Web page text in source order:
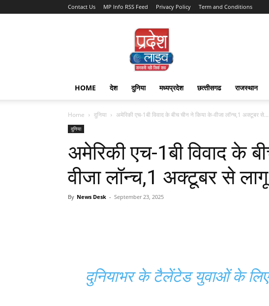
Contact Us MP Info RSS Feed Privacy Policy Term and Conditions
Pradesh
Live
HOME देश दुनिया मध्यप्रदेश छत्‍तीसगढ राजस्‍थान
Home दुनिया अमेरिकी एच-1बी विवाद के बीच चीन ने किया के-वीजा लॉन्च,1 अक्टूबर से...
दुनिया
अमेरिकी एच-1बी विवाद के
वीजा लॉन्च,1 अक्टूबर से लागू
By News Desk - September 23, 2025
दुनियाभर के टैलेंटेड युवाओं के लिए